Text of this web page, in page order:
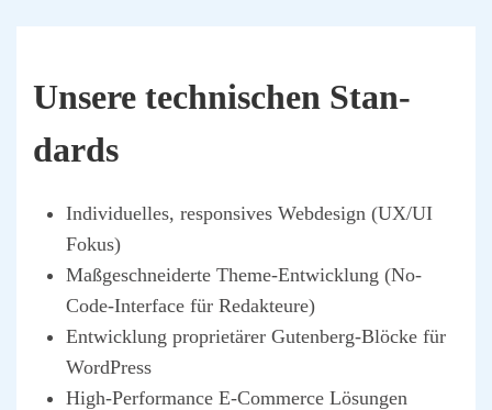
Unse­re tech­ni­schen Stan­
dards
Indi­vi­du­el­les, respon­si­ves Web­de­sign (UX/UI
Fokus)
Maß­ge­schnei­der­te The­me-Ent­wick­lung (No-
Code-Inter­face für Redak­teu­re)
Ent­wick­lung pro­prie­tä­rer Guten­berg-Blö­cke für
Word­Press
High-Per­for­mance E‑Commerce Lösun­gen